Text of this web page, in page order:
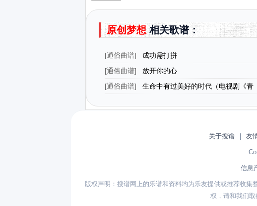
原创梦想相关歌谱：
[通俗曲谱] 成功需打拼
[通俗曲谱] 放开你的心
[通俗曲谱]
生命中有过美好的时代（电视剧《青
关于搜谱 友
信息
版权声明：搜谱网上的乐谱和资料均为乐友提供或推荐收
权，请和我们取